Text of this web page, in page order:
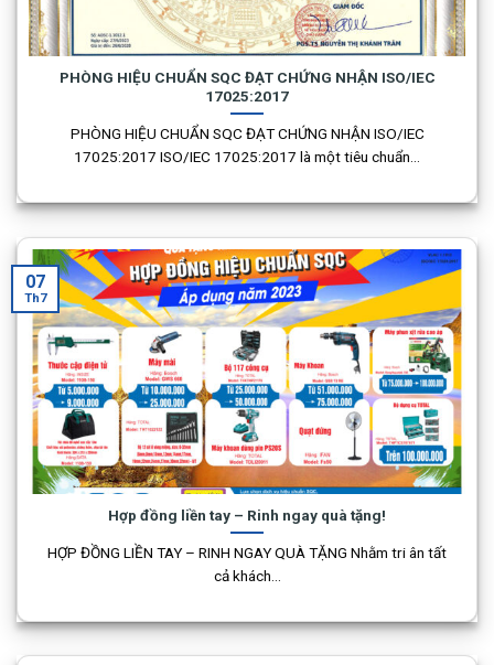
PHÒNG HIỆU CHUẨN SQC ĐẠT CHỨNG NHẬN ISO/IEC
17025:2017
PHÒNG HIỆU CHUẨN SQC ĐẠT CHỨNG NHẬN ISO/IEC
17025:2017 ISO/IEC 17025:2017 là một tiêu chuẩn...
Hợp đồng liền tay – Rinh ngay quà tặng!
HỢP ĐỒNG LIỀN TAY – RINH NGAY QUÀ TẶNG Nhằm tri ân tất
cả khách...
07
Th7